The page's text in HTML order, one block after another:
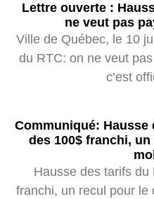
Lettre ouverte :
ne veut pas
Ville de Québec, le 10
du RTC: on ne veut
c’est
Communiqué: Hausse
des 100$ franchi,
Hausse des tarifs
franchi, un recul pour le